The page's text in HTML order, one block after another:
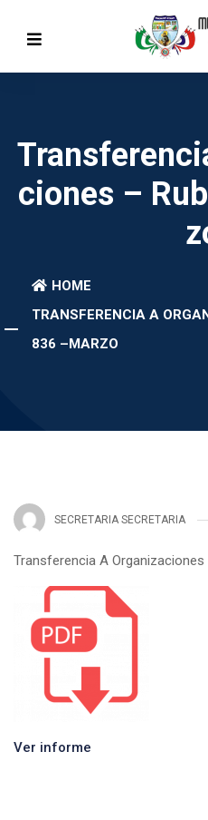
Ciones –
HOME
TRANSFERENCIA A
836 –MARZO
SECRETARIA SECRETARIA
Transferencia A
Ver informe